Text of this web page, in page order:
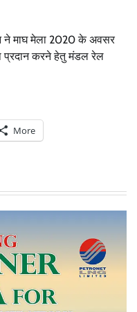
ने माघ मेला 2020 के अवसर
प्रदान करने हेतु मंडल रेल
More